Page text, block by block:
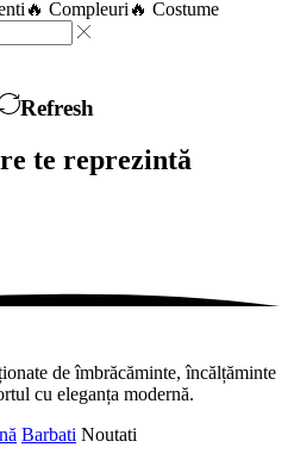
🔥 Compleuri 🔥 Costume
Refresh
te reprezintă
de îmbrăcăminte, încălțăminte
cu eleganța modernă.
Barbati Noutati